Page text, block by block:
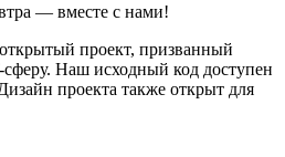
— вместе c нами!
проект, призванный
Наш исходный код доступен
проекта также открыт для